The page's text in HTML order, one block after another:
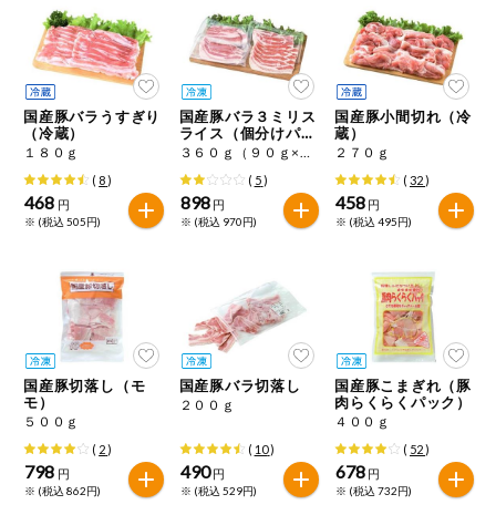
WEBカタログ
先着限定から探す
人気カテゴリ
食品から探す
家庭用品から探す
目的から探す
生協独自
自動注文システム登録
冷凍食品
ミールキット
など
麺類
レトルト・缶
詰・瓶詰
調味料・だ
し・油・ルー
おやつ
飲料
特価情報
アレルゲン情報
特定原材料と特定原材料に準ずるものが含まれていない商品
を検索できます。
小麦 卵
落花生 えび かに くるみ
特定原材料に準ずるもの
アーモンド あわび いか
カシューナッツ
国産豚バラうすぎり
（冷蔵）
１８０ｇ
( 8)
468 円
※ (税込 505円)
国産豚バラ３ミリス
ライス（個分けパッ
ク）
３６０ｇ（９０ｇ×４）
( 5)
898 円
※ (税込 970円)
国産豚小間切れ（冷
蔵）
２７０ｇ
( 32)
458 円
※ (税込 495円)
国産豚切落し（モ
モ）
５００ｇ
( 2)
798 円
※ (税込 862円)
国産豚バラ切落し
２００ｇ
( 10)
490 円
※ (税込 529円)
国産豚こまぎれ（豚
肉らくらくパック）
４００ｇ
( 52)
678 円
※ (税込 732円)